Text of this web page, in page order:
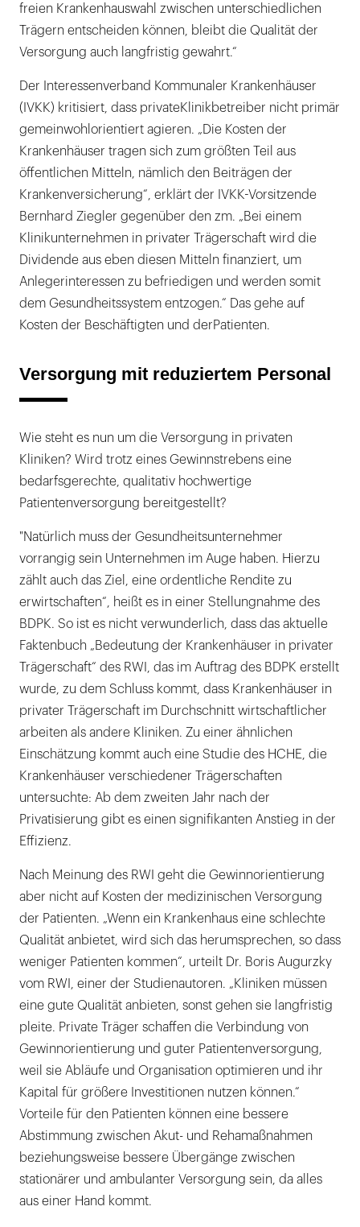
freien Krankenhauswahl zwischen unterschiedlichen
Trägern entscheiden können, bleibt die Qualität der
Versorgung auch langfristig gewahrt.“
Der Interessenverband Kommunaler Krankenhäuser
(IVKK) kritisiert, dass privateKlinikbetreiber nicht primär
gemeinwohlorientiert agieren. „Die Kosten der
Krankenhäuser tragen sich zum größten Teil aus
öffentlichen Mitteln, nämlich den Beiträgen der
Krankenversicherung“, erklärt der IVKK-Vorsitzende
Bernhard Ziegler gegenüber den zm. „Bei einem
Klinikunternehmen in privater Trägerschaft wird die
Dividende aus eben diesen Mitteln finanziert, um
Anlegerinteressen zu befriedigen und werden somit
dem Gesundheitssystem entzogen.“ Das gehe auf
Kosten der Beschäftigten und derPatienten.
Versorgung mit reduziertem Personal
Wie steht es nun um die Versorgung in privaten
Kliniken? Wird trotz eines Gewinnstrebens eine
bedarfsgerechte, qualitativ hochwertige
Patientenversorgung bereitgestellt?
"Natürlich muss der Gesundheitsunternehmer
vorrangig sein Unternehmen im Auge haben. Hierzu
zählt auch das Ziel, eine ordentliche Rendite zu
erwirtschaften“, heißt es in einer Stellungnahme des
BDPK. So ist es nicht verwunderlich, dass das aktuelle
Faktenbuch „Bedeutung der Krankenhäuser in privater
Trägerschaft“ des RWI, das im Auftrag des BDPK erstellt
wurde, zu dem Schluss kommt, dass Krankenhäuser in
privater Trägerschaft im Durchschnitt wirtschaftlicher
arbeiten als andere Kliniken. Zu einer ähnlichen
Einschätzung kommt auch eine Studie des HCHE, die
Krankenhäuser verschiedener Trägerschaften
untersuchte: Ab dem zweiten Jahr nach der
Privatisierung gibt es einen signifikanten Anstieg in der
Effizienz.
Nach Meinung des RWI geht die Gewinnorientierung
aber nicht auf Kosten der medizinischen Versorgung
der Patienten. „Wenn ein Krankenhaus eine schlechte
Qualität anbietet, wird sich das herumsprechen, so dass
weniger Patienten kommen“, urteilt Dr. Boris Augurzky
vom RWI, einer der Studienautoren. „Kliniken müssen
eine gute Qualität anbieten, sonst gehen sie langfristig
pleite. Private Träger schaffen die Verbindung von
Gewinnorientierung und guter Patientenversorgung,
weil sie Abläufe und Organisation optimieren und ihr
Kapital für größere Investitionen nutzen können.“
Vorteile für den Patienten können eine bessere
Abstimmung zwischen Akut- und Rehamaßnahmen
beziehungsweise bessere Übergänge zwischen
stationärer und ambulanter Versorgung sein, da alles
aus einer Hand kommt.